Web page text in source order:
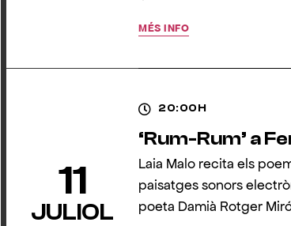
MÉS INFO
11
JULIOL
20:00H
‘Rum-Rum’ a
Laia Malo recita els
paisatges sonors
poeta Damià Rotger